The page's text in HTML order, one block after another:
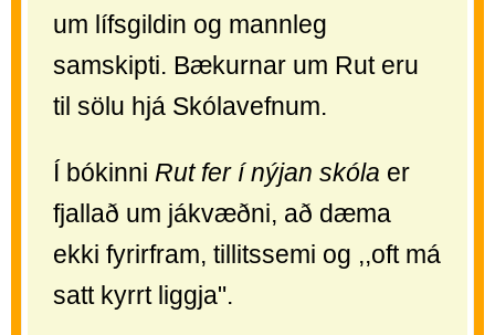
um lífsgildin og mannleg
samskipti. Bækurnar um Rut eru
til sölu hjá Skólavefnum.
Í bókinni Rut fer í nýjan skóla er
fjallað um jákvæðni, að dæma
ekki fyrirfram, tillitssemi og ,,oft má
satt kyrrt liggja".